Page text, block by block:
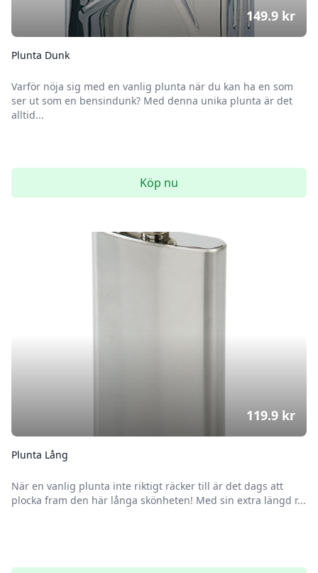
Plunta Dunk
Varför nöja sig med en vanlig plunta när du kan ha en som
ser ut som en bensindunk? Med denna unika plunta är det
alltid...
149.9 kr
Köp nu
Plunta Lång
När en vanlig plunta inte riktigt räcker till är det dags att
plocka fram den här långa skönheten! Med sin extra längd r...
119.9 kr